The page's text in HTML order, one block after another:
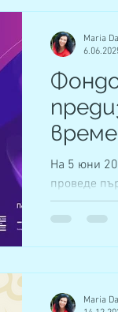
на
На 5 юни
проведе
Maria
Maria